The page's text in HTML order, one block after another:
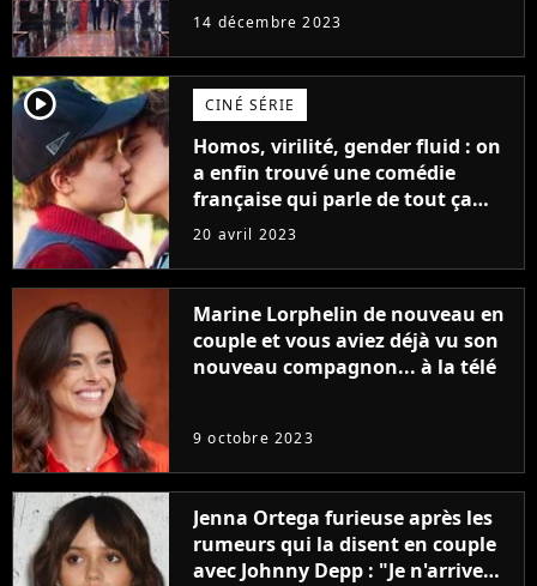
14 décembre 2023
player2 CINÉ SÉRIE
Homos, virilité, gender fluid : on
a enfin trouvé une comédie
française qui parle de tout ça
sans être super ringarde
20 avril 2023
Marine Lorphelin de nouveau en
couple et vous aviez déjà vu son
nouveau compagnon... à la télé
9 octobre 2023
Jenna Ortega furieuse après les
rumeurs qui la disent en couple
avec Johnny Depp : "Je n'arrive